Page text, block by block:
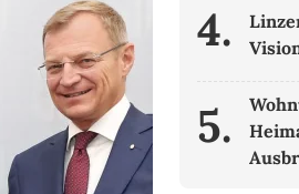
4.
5.